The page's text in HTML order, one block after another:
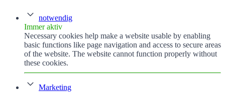
notwendig
Immer aktiv
Necessary cookies help make a website usable by enabling
basic functions like page navigation and access to secure areas
of the website. The website cannot function properly without
these cookies.
Marketing